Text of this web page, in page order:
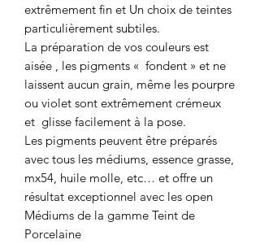
extrêmement fin et Un choix de teintes
particulièrement subtiles.
La préparation de vos couleurs est
aisée , les pigments « fondent » et ne
laissent aucun grain, même les pourpre
ou violet sont extrêmement crémeux
et glisse facilement à la pose.
Les pigments peuvent être préparés
avec tous les médiums, essence grasse,
mx54, huile molle, etc… et offre un
résultat exceptionnel avec les open
Médiums de la gamme Teint de
Porcelaine